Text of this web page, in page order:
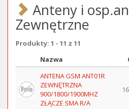
Anteny i
Zewnętrzne
Produkty: 1 - 11 z 11
Obraz
Nazwa
ANTENA GSM ANT01R
ZEWNĘTRZNA
900/1800/1900MHZ
ZŁĄCZE SMA R/A